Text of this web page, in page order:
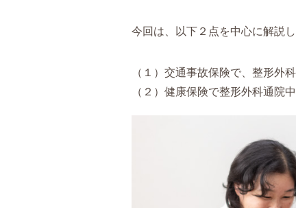
今回は、以下２点を中心に解説し
（１）交通事故保険で、整形外
（２）健康保険で整形外科通院